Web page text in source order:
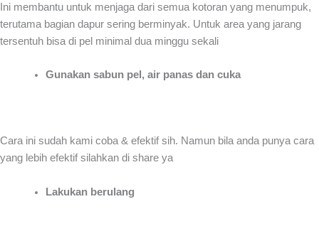
Ini membantu untuk menjaga dari semua kotoran yang menumpuk,
terutama bagian dapur sering berminyak. Untuk area yang jarang
tersentuh bisa di pel minimal dua minggu sekali
Gunakan sabun pel, air panas dan cuka
Cara ini sudah kami coba & efektif sih. Namun bila anda punya cara
yang lebih efektif silahkan di share ya
Lakukan berulang